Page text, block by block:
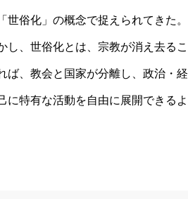
俗化」の概念で捉えられてきた
、世俗化とは、宗教が消え去る
、教会と国家が分離し、政治・
特有な活動を自由に展開できる